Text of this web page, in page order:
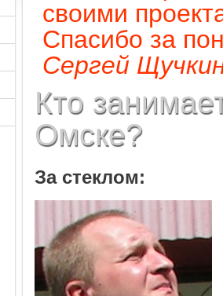
своими
Спасибо за
Сергей
Кто
Омске?
За стеклом: